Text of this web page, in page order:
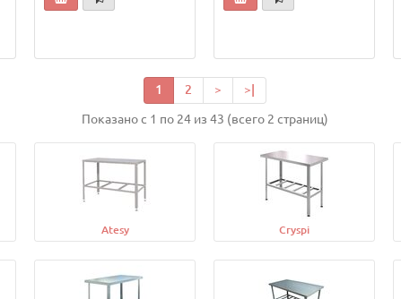
1 2 > >|
Показано с 1 по 24 из 43 (всего 2 страниц)
Atesy Cryspi